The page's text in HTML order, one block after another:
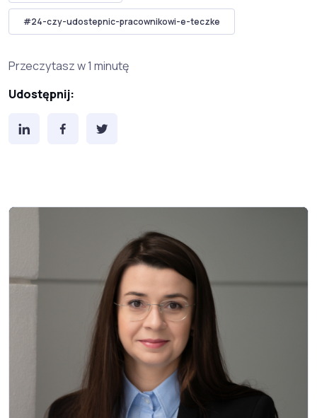
#24-czy-udostepnic-pracownikowi-e-teczke
Przeczytasz w 1 minutę
Udostępnij: